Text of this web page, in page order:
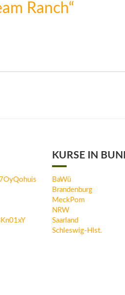
Ranch“
KURSE IN
BaWü
Brandenburg
MeckPom
NRW
Saarland
Schleswig-Hlst.